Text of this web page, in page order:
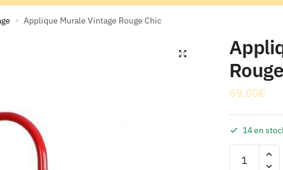
» Applique Murale Vintage Rouge Chic
🔍
69.00€
14 en